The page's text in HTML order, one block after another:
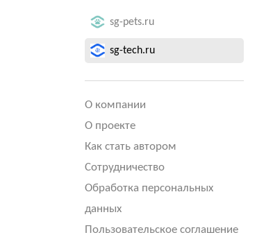
sg-pets.ru
sg-tech.ru
О компании
О проекте
Как стать автором
Сотрудничество
Обработка персональных
данных
Пользовательское соглашение